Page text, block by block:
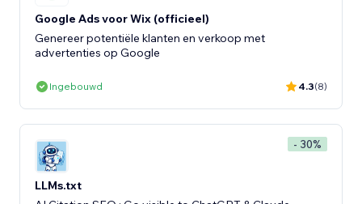
Google Ads voor Wix (officieel)
Genereer potentiële klanten en verkoop met
advertenties op Google
Ingebouwd 4.3(8)
- 30%
LLMs.txt